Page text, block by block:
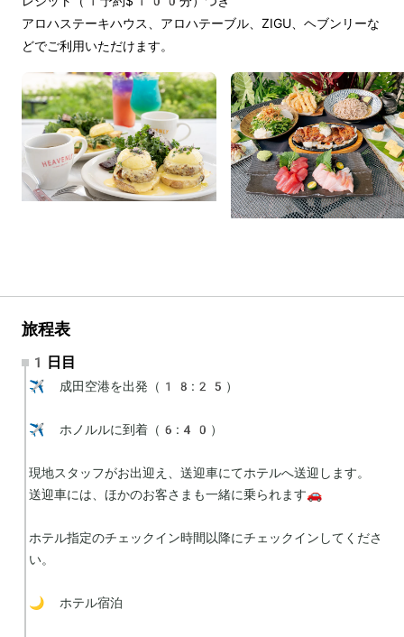
アロハステーキハウス、アロハテーブル、ZIGU、ヘブンリーな
どでご利用いただけます。
旅程表
1日目
✈️ 成田空港を出発（18:25）
✈️ ホノルルに到着（6:40）
現地スタッフがお出迎え、送迎車にてホテルへ送迎します。
送迎車には、ほかのお客さまも一緒に乗られます🚗
ホテル指定のチェックイン時間以降にチェックインしてくださ
い。
🌙 ホテル宿泊